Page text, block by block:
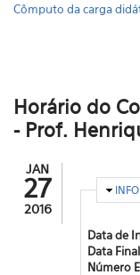
Cômputo da carga
Horário do
- Prof.
JAN
27
2016
Data de
Data
Número